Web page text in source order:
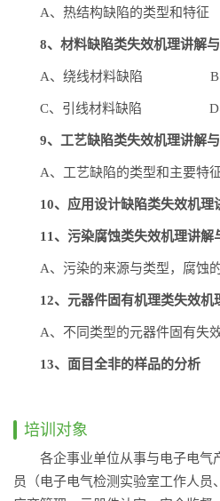
A、热结构缺陷的类型和特
8、材料缺陷类失效机理讲解
A、绕线材料缺陷 B、
C、引线材料缺陷 D、
9、工艺缺陷类失效机理讲解
A、工艺缺陷的类型和主要特
10、应用设计缺陷类失效机理
11、污染腐蚀类失效机理讲解
A、污染的来源与类型，腐蚀
12、元器件固有机理类失效机
A、不同类型的元器件固有失
13、面目全非的样品的分析
培训对象
各企事业单位从事与电子电气
员（电子电气检测实验室工作人员